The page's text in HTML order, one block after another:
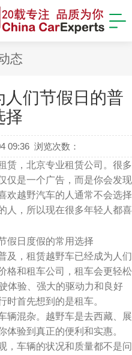
态
们节假日的普
择
09:36 浏览次数：
赁，北京专业租赁公司。很多
仅是一个广告，而是你会发现
欢越野汽车的人通常不会选择
人，所以现在很多年轻人都喜
及，租赁越野车已经成为人们
格和租车公司，租车会更轻松
体验、强大的驱动力和良好
时首先想到的是租车。
辆混杂。越野车是去西藏、展
体验到真正的便利和实惠。
，车辆的状况和质量都不是问